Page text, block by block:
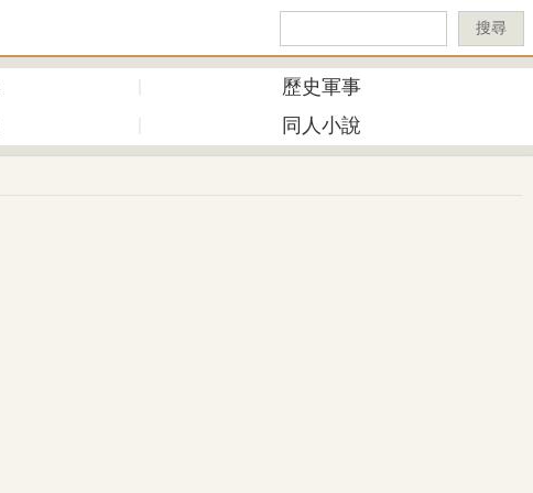
搜尋
歷史軍事
同人小說